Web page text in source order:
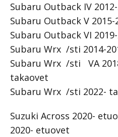
Subaru Outback IV
Subaru Outback V
Subaru Outback VI
Subaru Wrx /sti 2014-
Subaru Wrx /sti VA
takaovet
Subaru Wrx /sti 2022-
Suzuki Across 2020-
2020- etuovet